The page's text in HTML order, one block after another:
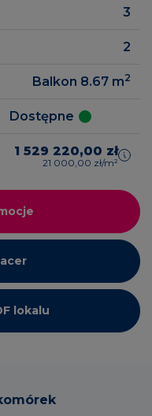
3
2
Balkon 8.67 m2
Dostępne
1 529 220,00 zł
21 000,00 zł/m²
lokalu